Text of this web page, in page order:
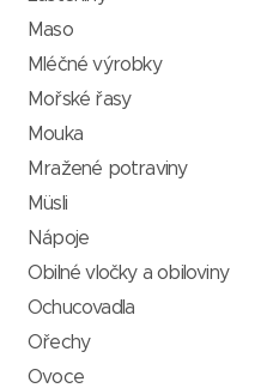
Maso
Mléčné výrobky
Mořské řasy
Mouka
Mražené potraviny
Müsli
Nápoje
Obilné vločky a obiloviny
Ochucovadla
Ořechy
Ovoce